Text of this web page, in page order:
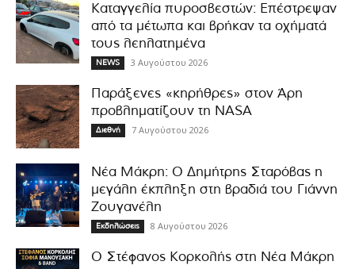
Καταγγελία πυροσβεστών: Επέστρεψαν
από τα μέτωπα και βρήκαν τα οχήματά
τους λεηλατημένα
NEWS 3 Αυγούστου 2026
Παράξενες «κηρήθρες» στον Άρη
προβληματίζουν τη NASA
Διεθνή 7 Αυγούστου 2026
Νέα Μάκρη: Ο Δημήτρης Σταρόβας η
μεγάλη έκπληξη στη βραδιά του Γιάννη
Ζουγανέλη
Εκδηλώσεις 8 Αυγούστου 2026
Ο Στέφανος Κορκολής στη Νέα Μάκρη